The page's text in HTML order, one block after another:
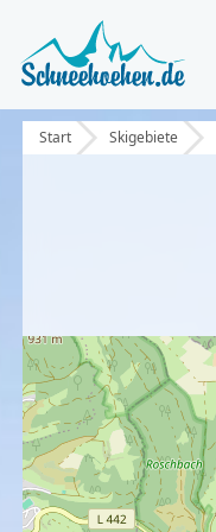
Start Skigebiete